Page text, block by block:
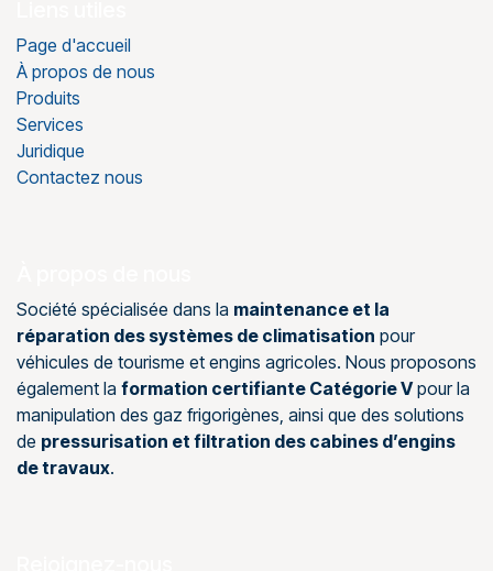
Page d'accueil
À propos de nous
Produits
Services
Juridique
Contactez nous
Société spécialisée dans la maintenance et la
réparation des systèmes de climatisation pour
véhicules de tourisme et engins agricoles. Nous proposons
également la formation certifiante Catégorie Vpour la
manipulation des gaz frigorigènes, ainsi que des solutions
de pressurisation et filtration des cabines d’engins
de travaux.